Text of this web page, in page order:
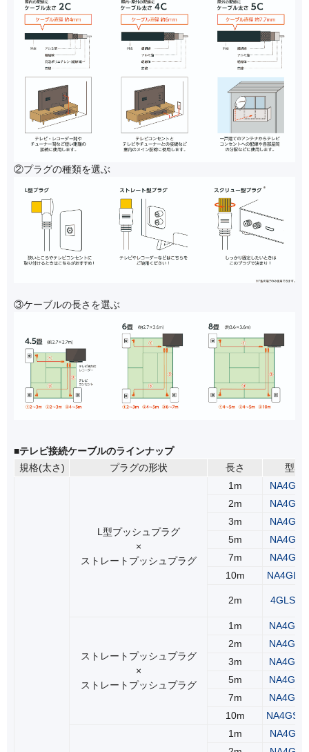
②プラグの種類を選ぶ
③ケーブルの長さを選ぶ
■テレビ接続ケーブルのラインナップ
規格(太さ)
プラグの形状 長さ 型名
L型プッシュプラグ
×
ストレートプッシュプラグ
1m
2m
3m
5m
7m
10m
2m
ストレートプッシュプラグ
×
ストレートプッシュプラグ
1m
2m
3m
5m
7m
10m
1m